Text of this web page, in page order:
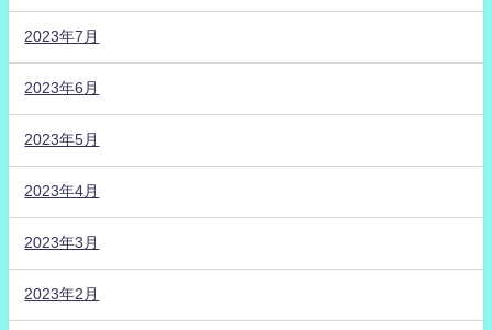
2023年7月
2023年6月
2023年5月
2023年4月
2023年3月
2023年2月